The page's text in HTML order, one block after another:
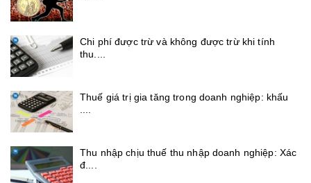
Chi phí được trừ và không được trừ khi tính
thu....
Thuế giá trị gia tăng trong doanh nghiệp: khấu
Thu nhập chịu thuế thu nhập doanh nghiệp: Xác
đ....